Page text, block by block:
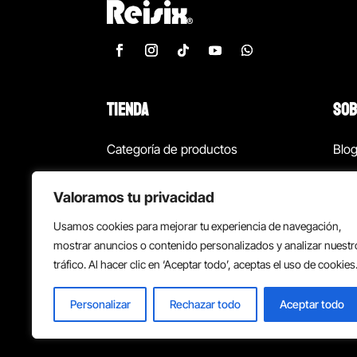
Valoramos tu privacidad
Usamos cookies para mejorar tu experiencia de navegación,
mostrar anuncios o contenido personalizados y analizar
tráfico. Al hacer clic en ‘Aceptar todo’, aceptas el uso de cookies.
Personalizar Rechazar todo Aceptar todo
TIENDA
Categoría de productos
¡Las mejores ofertas!
Back to school
Blog
Política de privacidad